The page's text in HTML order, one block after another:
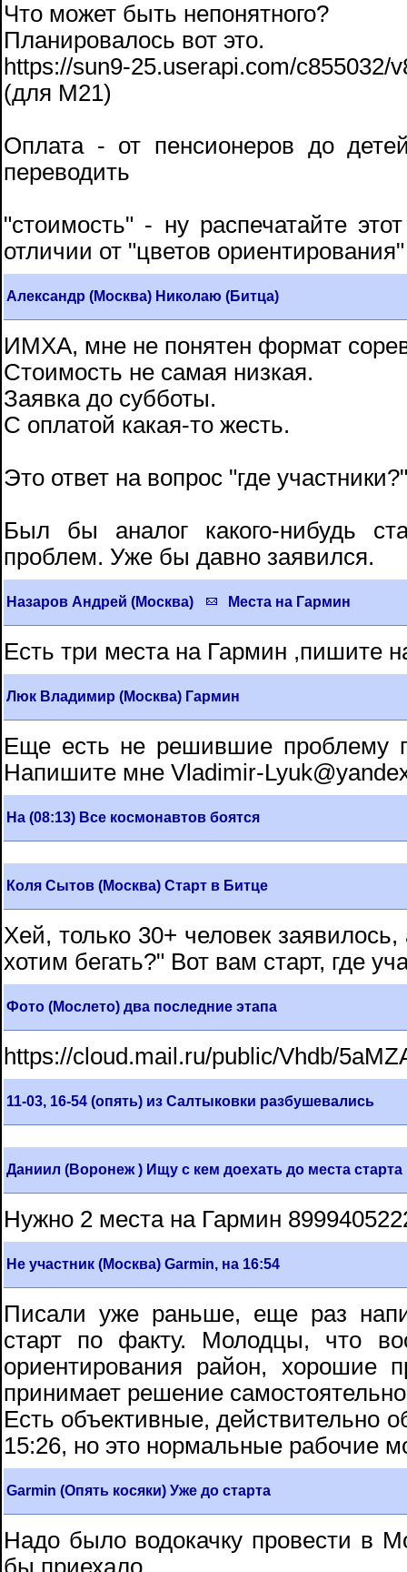
Что может быть непонятного?
Планировалось вот это.
https://sun9-25.userapi.com/c855032/
(для М21)
Оплата - от пенсионеров до
переводить
"стоимость" - ну распечатайте
отличии от "цветов
Александр (Москва) Николаю (Битца)
ИМХА, мне не понятен формат
Стоимость не самая низкая.
Заявка до субботы.
С оплатой какая-то жесть.
Это ответ на вопрос "где участники?"
Был бы аналог какого-нибудь
проблем. Уже бы давно заявился.
Назаров Андрей (Москва) Места на Гармин
Есть три места на Гармин ,пишите
Люк Владимир (Москва) Гармин
Еще есть не решившие проблему
Напишите мне Vladimir-
На (08:13) Все космонавтов боятся
Коля Сытов (Москва) Старт в Битце
Хей, только 30+ человек
хотим бегать?" Вот вам старт, где
Фото (Мослето) два последние этапа
https://cloud.mail.ru/public/Vhdb/
11-03, 16-54 (опять) из Салтыковки разбушевались
Даниил (Воронеж ) Ищу с кем доехать до места
Нужно 2 места на Гармин
Не участник (Москва) Garmin, на 16:54
Писали уже раньше, еще раз
старт по факту. Молодцы, что
ориентирования район, хорошие
принимает решение
Есть объективные, действительно
15:26, но это нормальные рабочие
Garmin (Опять косяки) Уже до старта
Надо было водокачку провести в
бы приехало.